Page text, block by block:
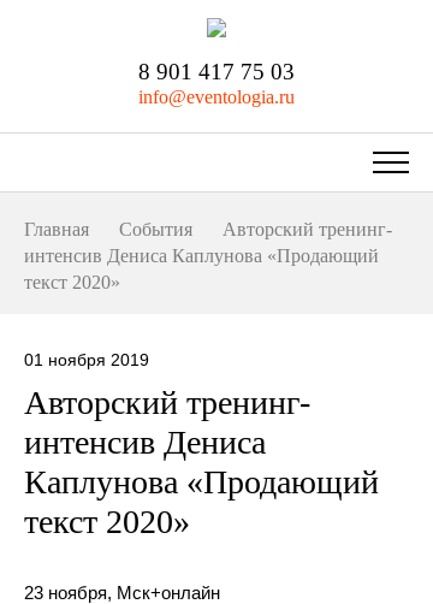
8 901 417 75 03
info@eventologia.ru
Главная События
Авторский тренинг-
интенсив Дениса Каплунова «Продающий
текст 2020»
01 ноября 2019
Авторский тренинг-
интенсив Дениса
Каплунова «Продающий
текст 2020»
23 ноября, Мск+онлайн